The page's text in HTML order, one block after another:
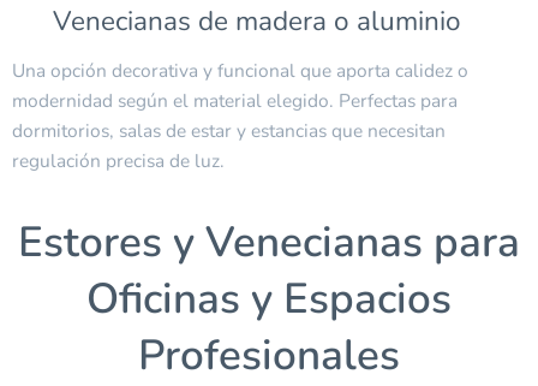
✔ Venecianas de madera o aluminio
Una opción decorativa y funcional que aporta calidez o
modernidad según el material elegido. Perfectas para
dormitorios, salas de estar y estancias que necesitan
regulación precisa de luz.
Estores y Venecianas para
Oficinas y Espacios
Profesionales